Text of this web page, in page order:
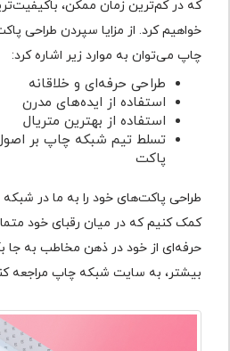
که در کم‌ترین زمان ممکن،
خواهیم کرد. از مزایا سپردن طراحی
چاپ می‌توان به موارد زیر اشاره کرد:
طراحی حرفه‌ای و خلاقانه
استفاده از ایده‌های مدرن
استفاده از بهترین متریال
تسلط تیم شبکه چاپ بر
پاکت
طراحی پاکت‌های خود را به ما در
کمک کنیم که در میان رقبای خود
حرفه‌ای از خود در ذهن مخاطب به جا
بیشتر، به سایت شبکه چاپ مراجعه